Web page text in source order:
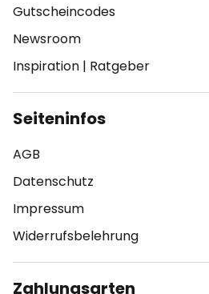
Gutscheincodes
Newsroom
Inspiration | Ratgeber
Seiteninfos
AGB
Datenschutz
Impressum
Widerrufsbelehrung
Zahlungsarten